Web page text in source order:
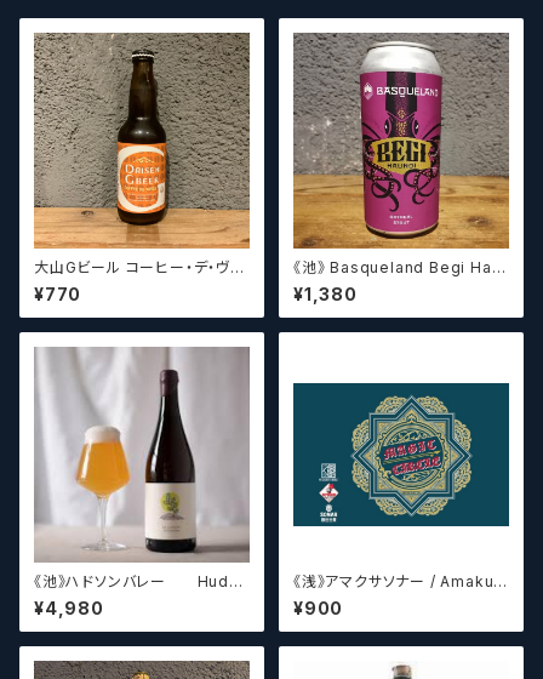
大山Gビール コーヒー・デ・ヴァ
イス【クラフトビール】
¥770
《池》 Basqueland Begi Hau
ndi ベヒ アウンディ
¥1,380
《池》ハドソンバレー Hudso
n Valley Blossom
¥4,980
《浅》アマクサソナー / Amakus
a sonar MAGIC CIRCLE 【ク
ラフトビールシザーズ】
¥900